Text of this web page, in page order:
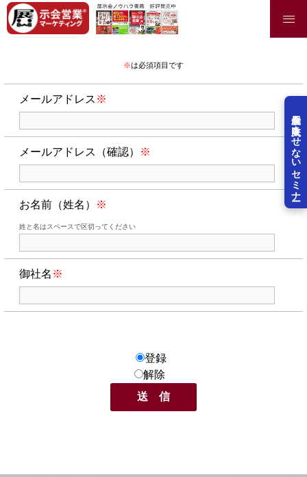
展示会を失敗させないセミナー
自前オンライン展示会開催ノウハウ小冊子ダウンロード登録フォーム
※は必須項目です
メールアドレス ※
メールアドレス（確認） ※
お名前（姓名） ※
姓と名はスペースで区切ってください
御社名 ※
登録
解除